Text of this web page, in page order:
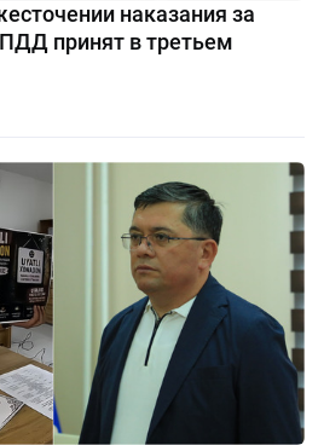
наказания за
принят в третьем